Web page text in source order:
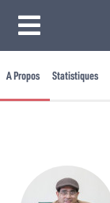
A Propos Statistiques